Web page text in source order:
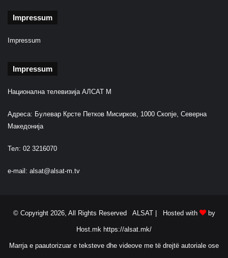
Impressum
Impressum
Impressum
Национална телевизија АЛСАТ М
Адреса: Булевар Крсте Петков Мисирков, 1000 Скопје, Северна
Македонија
Тел: 02 3216070
e-mail: alsat@alsat-m.tv
© Copyright 2026, All Rights Reserved ALSAT | Hosted with by
Host.mk https://alsat.mk/
Marrja e paautorizuar e teksteve dhe videove me të drejtë autoriale ose